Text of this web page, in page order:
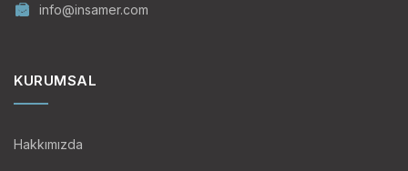
info@insamer.com
KURUMSAL
Hakkımızda